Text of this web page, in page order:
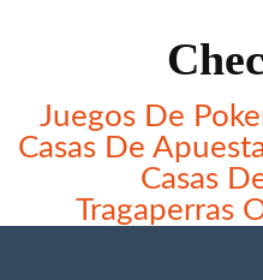
Juegos De
Casas De
Casas
Tragaperras